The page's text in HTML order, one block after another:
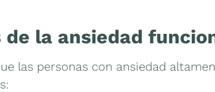
de la ansiedad
las personas con ansiedad